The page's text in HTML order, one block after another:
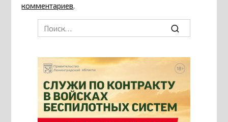
комментариев.
Search
for: